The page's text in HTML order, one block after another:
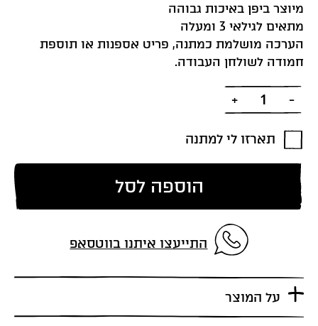
מיוצר ביפן באיכות גבוהה
מתאים לגילאי 3 ומעלה
הערכה מושלמת כמתנה, פריט אספנות או תוספת
חמודה לשולחן העבודה.
תארזו לי למתנה
הוספה לסל
התייעצו איתנו בווטסאפ
על המוצר